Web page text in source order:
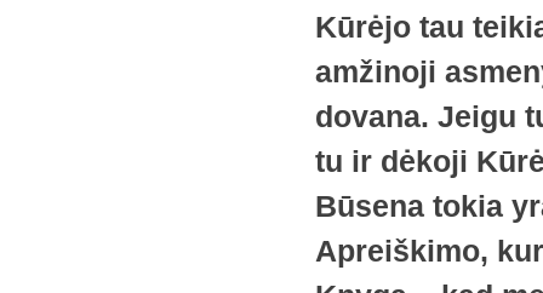
Kūrėjo tau
amžinoji
dovana. Jeigu
tu ir dėkoji
Būsena tokia
Apreiškimo,